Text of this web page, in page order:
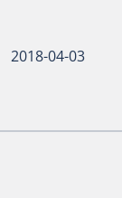
2018-04-03